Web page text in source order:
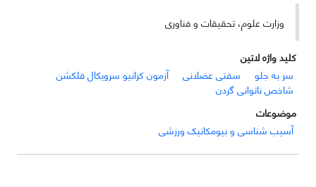
وزارت علوم، تحقیقات و فناوری
کلید واژه لاتین
سر به جلو
سفتی عضلانی
آزمون کرانیو سرویکال فلکشن
شاخص ناتوانی گردن
موضوعات
آسیب شناسی و بیومکانیک ورزشی